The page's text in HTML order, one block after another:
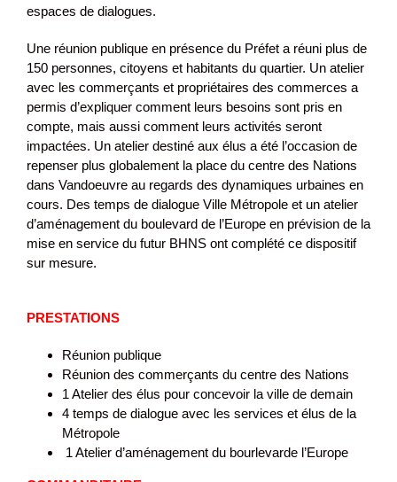
espaces de dialogues.
Une réunion publique en présence du Préfet a réuni plus de
150 personnes, citoyens et habitants du quartier. Un atelier
avec les commerçants et propriétaires des commerces a
permis d’expliquer comment leurs besoins sont pris en
compte, mais aussi comment leurs activités seront
impactées. Un atelier destiné aux élus a été l’occasion de
repenser plus globalement la place du centre des Nations
dans Vandoeuvre au regards des dynamiques urbaines en
cours. Des temps de dialogue Ville Métropole et un atelier
d’aménagement du boulevard de l’Europe en prévision de la
mise en service du futur BHNS ont complété ce dispositif
sur mesure.
PRESTATIONS
Réunion publique
Réunion des commerçants du centre des Nations
1 Atelier des élus pour concevoir la ville de demain
4 temps de dialogue avec les services et élus de la
Métropole
1 Atelier d’aménagement du bourlevarde l’Europe